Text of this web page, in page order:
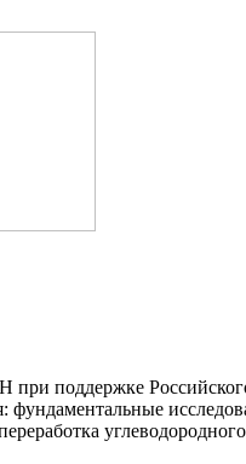
поддержке
фундаментальные